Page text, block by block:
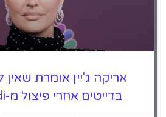
אריקה ג'יין אומרת שאין
בדייטים אחרי פיצול מ-Tom Girardi